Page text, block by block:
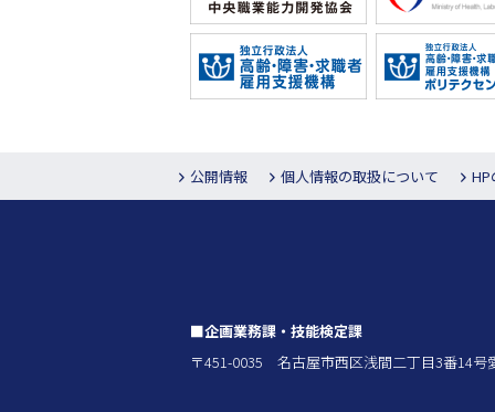
公開情報 個人情報の取扱について
■企画業務課・技能検定課
〒451-0035 名古屋市西区浅間二丁目3番14号